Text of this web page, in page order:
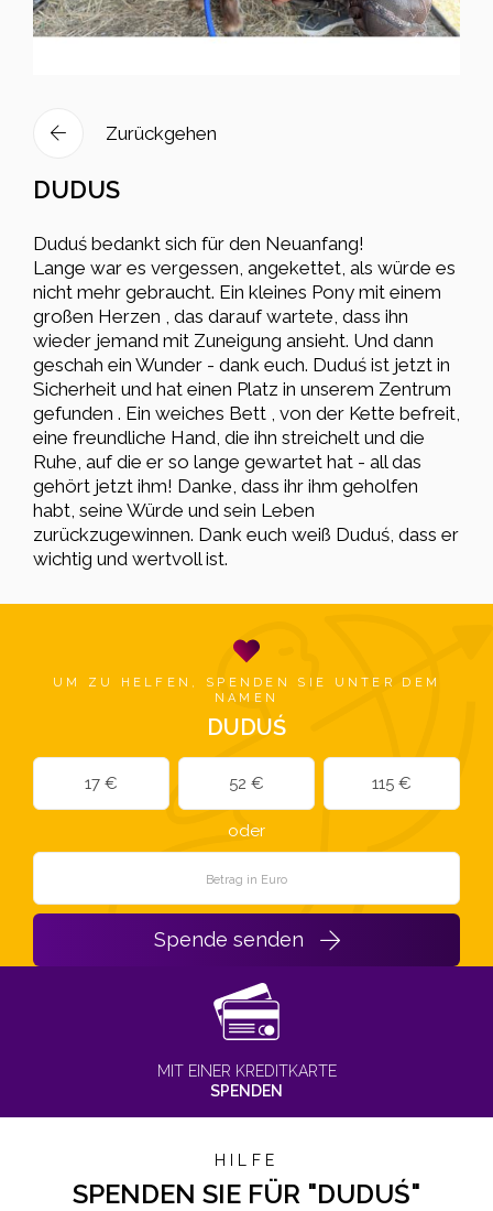
Zurückgehen
DUDUS
Duduś bedankt sich für den Neuanfang!
Lange war es vergessen, angekettet, als würde es
nicht mehr gebraucht. Ein kleines Pony mit einem
großen Herzen , das darauf wartete, dass ihn
wieder jemand mit Zuneigung ansieht. Und dann
geschah ein Wunder - dank euch. Duduś ist jetzt in
Sicherheit und hat einen Platz in unserem Zentrum
gefunden . Ein weiches Bett , von der Kette befreit,
eine freundliche Hand, die ihn streichelt und die
Ruhe, auf die er so lange gewartet hat - all das
gehört jetzt ihm! Danke, dass ihr ihm geholfen
habt, seine Würde und sein Leben
zurückzugewinnen. Dank euch weiß Duduś, dass er
wichtig und wertvoll ist.
UM ZU HELFEN, SPENDEN SIE UNTER DEM
NAMEN
DUDUŚ
17 € 52 € 115 €
oder
Spende senden
MIT EINER KREDITKARTE
SPENDEN
HILFE
SPENDEN SIE FÜR "DUDUŚ"